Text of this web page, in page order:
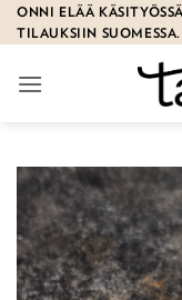
Skip
to
ONNI ELÄÄ
TILAUKSIIN SUOMESSA.